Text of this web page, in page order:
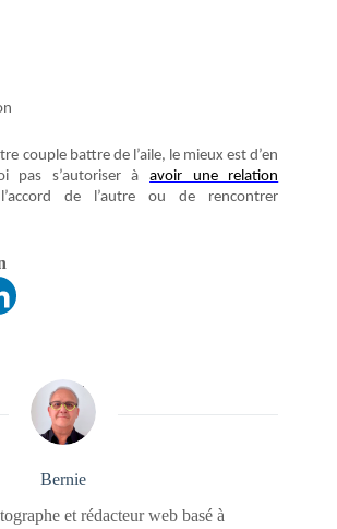
couple battre de l’aile, le mieux est d’en
pas s’autoriser àavoir une relation
de l’autre ou de rencontrer
Bernie
et rédacteur web basé à